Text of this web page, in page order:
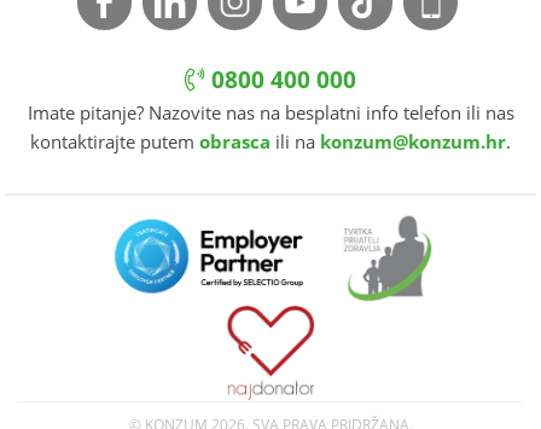
0800 400 000
Imate pitanje? Nazovite nas na besplatni info telefon ili nas
kontaktirajte putem obrasca ili na konzum@konzum.hr.
© KONZUM 2026. SVA PRAVA PRIDRŽANA.